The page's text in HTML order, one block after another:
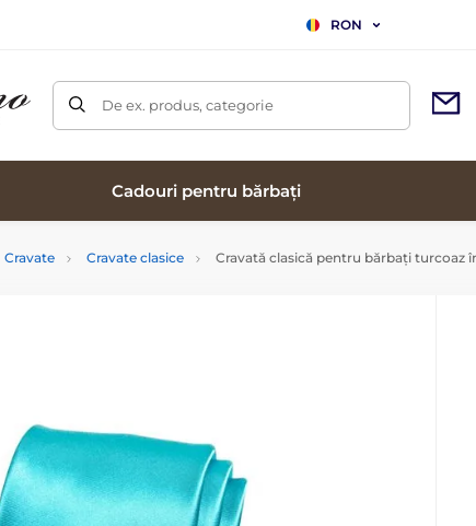
RON
De ex. produs, categorie
Cadouri pentru bărbați
Cravate Cravate clasice Cravată clasică pentru bărbați turcoaz